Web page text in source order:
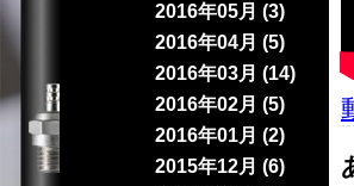
2016年05月 (3)
2016年04月 (5)
2016年03月 (14)
2016年02月 (5)
2016年01月 (2)
2015年12月 (6)